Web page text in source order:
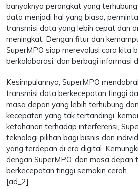
banyaknya perangkat yang
data menjadi hal yang biasa,
transmisi data yang lebih cepat dan
meningkat. Dengan fitur dan
SuperMPO siap merevolusi cara kita
berkolaborasi, dan berbagi informasi
Kesimpulannya, SuperMPO
transmisi data berkecepatan tinggi
masa depan yang lebih terhubung
kecepatan yang tak tertandingi,
ketahanan terhadap interferensi,
teknologi pilihan bagi bisnis dan
yang terdepan di era digital.
dengan SuperMPO, dan masa depan
berkecepatan tinggi semakin cerah.
[ad_2]